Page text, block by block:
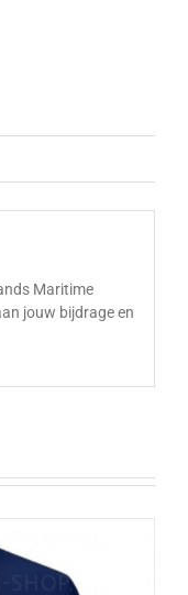
Maritime
jouw bijdrage en